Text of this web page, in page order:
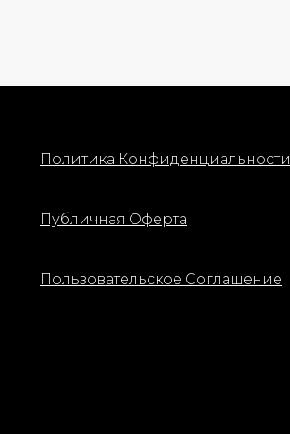
Политика Конфиденциальности
Публичная Оферта
Пользовательское Соглашение